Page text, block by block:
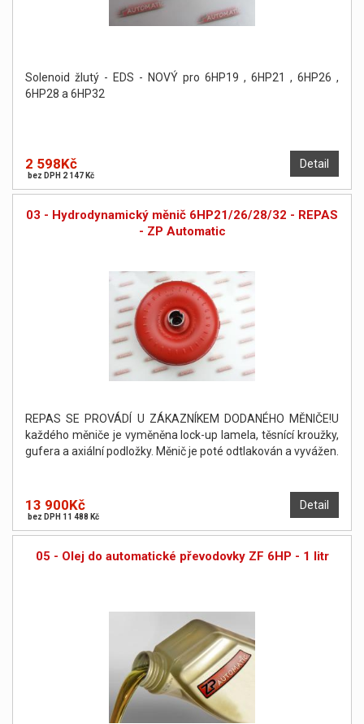
Solenoid žlutý - EDS - NOVÝ pro 6HP19 , 6HP21 , 6HP26 ,
6HP28 a 6HP32
Detail
2 598Kč
bez DPH 2 147 Kč
03 - Hydrodynamický měnič 6HP21/26/28/32 - REPAS
- ZP Automatic
REPAS SE PROVÁDÍ U ZÁKAZNÍKEM DODANÉHO MĚNIČE!U
každého měniče je vyměněna lock-up lamela, těsnící kroužky,
gufera a axiální podložky. Měnič je poté odtlakován a vyvážen.
Detail
13 900Kč
bez DPH 11 488 Kč
05 - Olej do automatické převodovky ZF 6HP - 1 litr